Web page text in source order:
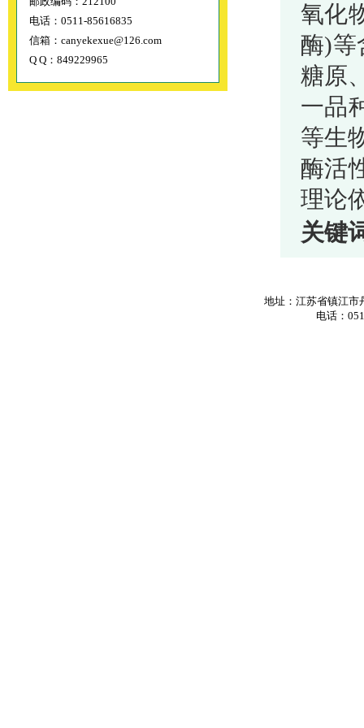
电话：0511-85616835
信箱：canyekexue@126.com
Q Q：849229965
氧化
酶)等
糖原
一品
等生
酶活
理论
关键
地址：江苏省镇江市
电话：